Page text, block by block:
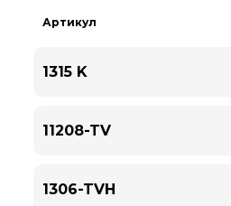
Артикул
1315 K
11208-TV
1306-TVH